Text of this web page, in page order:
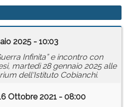
2025 - 10:03
Infinita” e incontro con
martedì 28 gennaio 2025 alle
dell'Istituto Cobianchi.
Ottobre 2021 - 08:00